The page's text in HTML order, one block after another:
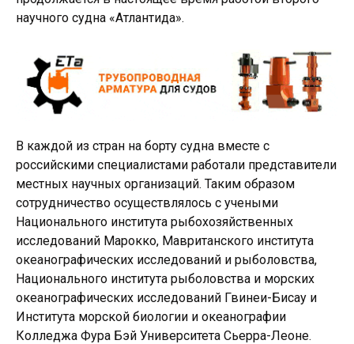
научного судна «Атлантида».
В каждой из стран на борту судна вместе с
российскими специалистами работали представители
местных научных организаций. Таким образом
сотрудничество осуществлялось с учеными
Национального института рыбохозяйственных
исследований Марокко, Мавританского института
океанографических исследований и рыболовства,
Национального института рыболовства и морских
океанографических исследований Гвинеи-Бисау и
Института морской биологии и океанографии
Колледжа Фура Бэй Университета Сьерра-Леоне.